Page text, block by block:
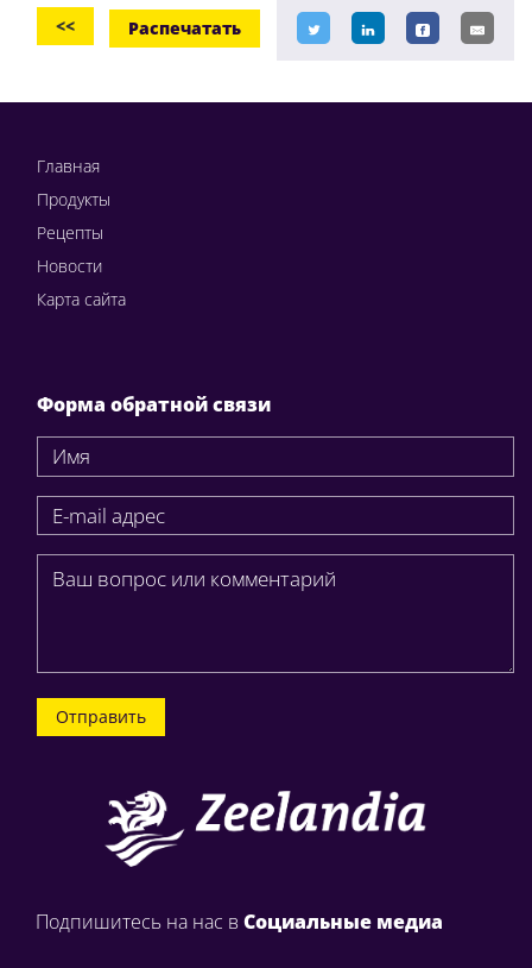
<< Распечатать
Главная
Продукты
Рецепты
Новости
Карта сайта
Форма обратной связи
Отправить
Подпишитесь на нас в Социальные медиа